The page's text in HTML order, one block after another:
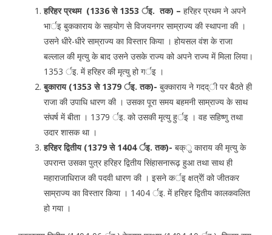
हरिहर प्रथम (1336 से 1353 र्इ. तक) – हरिहर प्रथम ने अपने
भार्इ बुककाराय के सहयोग से विजयनगर साम्राज्य की स्थापना की ।
उसने धीरे-धीरे साम्राज्य का विस्तार किया । होयसल वंश के राजा
बल्लाल की मृत्यु के बाद उसने उसके राज्य को अपने राज्य में मिला लिया।
1353 र्इ. में हरिहर की मृत्यु हो गर्इ ।
बुकाराय (1353 से 1379 र्इ. तक)- बुक्काराय ने गदद्ी पर बैठते ही
राजा की उपाधि धारण की । उसका पूरा समय बहमनी साम्राज्य के साथ
संघर्ष में बीता । 1379 र्इ. को उसकी मृत्यु हुर्इ । वह सहिष्णु तथा
उदार शासक था ।
हरिहर द्वितीय (1379 से 1404 र्इ. तक)- बक्ु काराय की मृत्यु के
उपरान्त उसका पुत्र हरिहर द्वितीय सिंहासनारूढ़ हुआ तथा साथ ही
महाराजाधिराज की पदवी धारण की । इसने कर्इ क्षत्रेों को जीतकर
साम्राज्य का विस्तार किया । 1404 र्इ. में हरिहर द्वितीय कालकवलित
हो गया ।